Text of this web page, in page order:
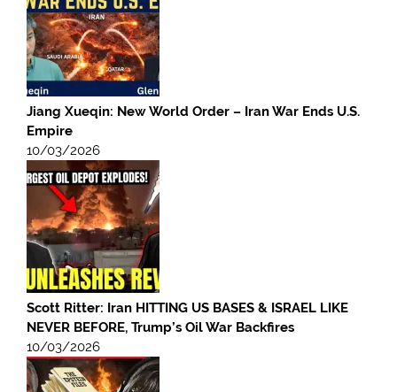
Jiang Xueqin: New World Order – Iran War Ends U.S.
Empire
10/03/2026
Scott Ritter: Iran HITTING US BASES & ISRAEL LIKE
NEVER BEFORE, Trump’s Oil War Backfires
10/03/2026